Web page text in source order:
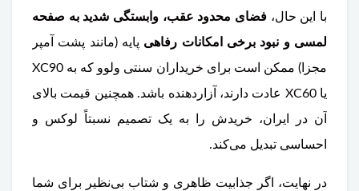
با این حال، فضای محدود عقب، وابستگی شدید به صفحه
لمسی و نبود برخی امکانات رفاهی پایه (مانند پشت آمپر
مجزا) ممکن است برای خریداران سنتی ولوو که به XC90
یا XC60 عادت دارند، آزاردهنده باشد. همچنین قیمت بالای
آن در ایران، خریدش را به یک تصمیم نسبتاً لوکس و
احساسی تبدیل می‌کند.
در نهایت، اگر جذابیت ظاهری و شتاب بی‌نظیر برای شما